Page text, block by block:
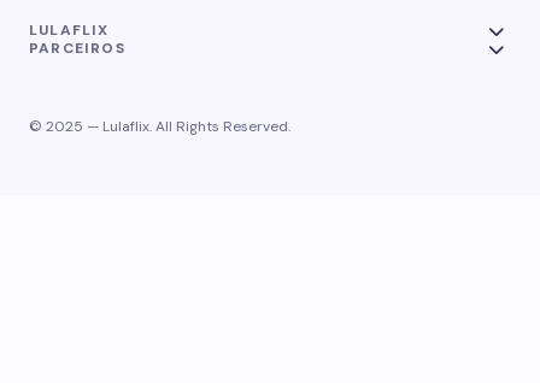
LULAFLIX
PARCEIROS
© 2025 — Lulaflix. All Rights Reserved.